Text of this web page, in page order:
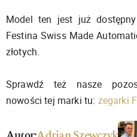
Model ten jest już
Festina Swiss Made
złotych.
Sprawdź też nasze
nowości tej marki tu: zegarki